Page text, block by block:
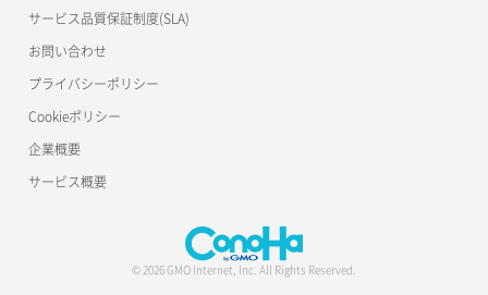
サービス品質保証制度(SLA)
お問い合わせ
プライバシーポリシー
Cookieポリシー
企業概要
サービス概要
© 2026 GMO Internet, Inc. All Rights Reserved.